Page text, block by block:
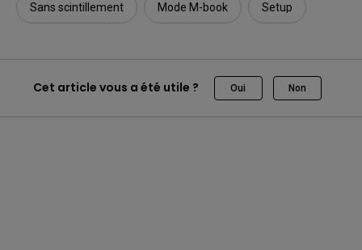
Sans scintillement Mode M-book Setup
Cet article vous a été utile ? Oui Non